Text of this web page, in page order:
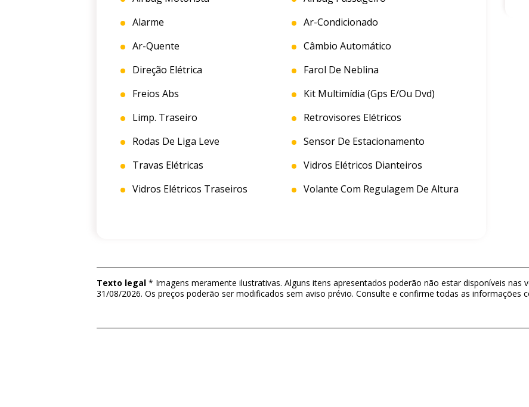
Alarme
Ar-Condicionado
Ar-Quente
Câmbio Automático
Direção Elétrica
Farol De Neblina
Freios Abs
Kit Multimídia (gps E/ou Dvd)
Limp. Traseiro
Retrovisores Elétricos
Rodas De Liga Leve
Sensor De Estacionamento
Travas Elétricas
Vidros Elétricos Dianteiros
Vidros Elétricos Traseiros
Volante Com Regulagem De Altura
Texto legal * Imagens meramente ilustrativas. Alguns itens apresentados poderão não estar disponíveis nas
31/08/2026. Os preços poderão ser modificados sem aviso prévio. Consulte e confirme todas as informações